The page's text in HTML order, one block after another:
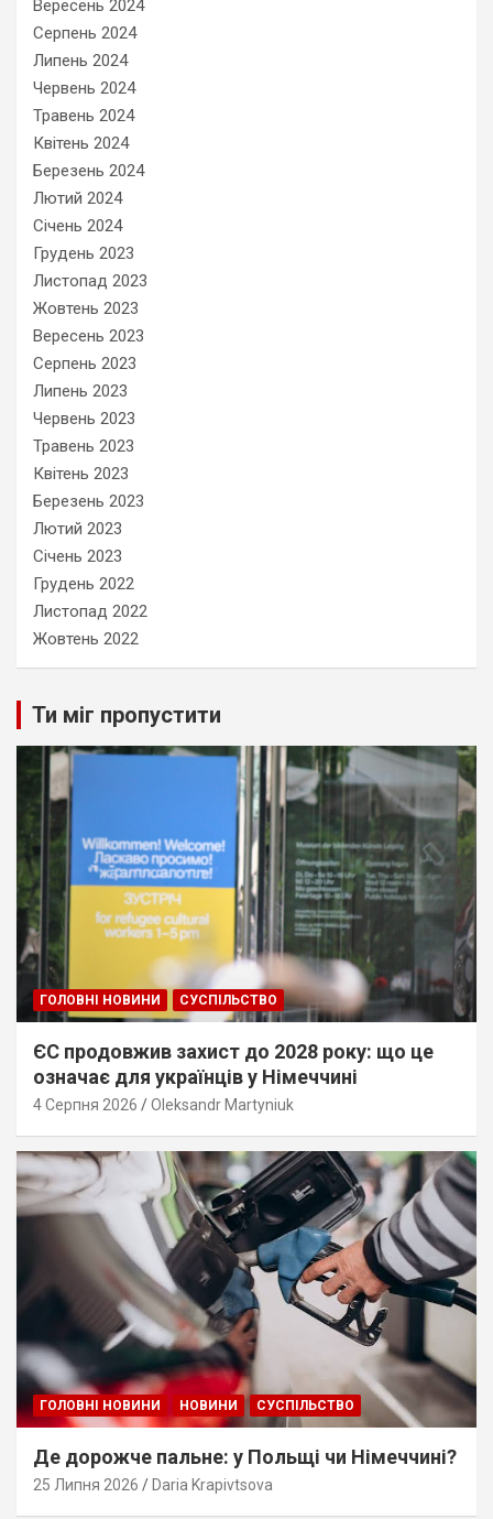
Вересень 2024
Серпень 2024
Липень 2024
Червень 2024
Травень 2024
Квітень 2024
Березень 2024
Лютий 2024
Січень 2024
Грудень 2023
Листопад 2023
Жовтень 2023
Вересень 2023
Серпень 2023
Липень 2023
Червень 2023
Травень 2023
Квітень 2023
Березень 2023
Лютий 2023
Січень 2023
Грудень 2022
Листопад 2022
Жовтень 2022
Ти міг пропустити
ГОЛОВНІ НОВИНИ СУСПІЛЬСТВО
ЄС продовжив захист до 2028 року: що це
означає для українців у Німеччині
4 Серпня 2026 Oleksandr Martyniuk
ГОЛОВНІ НОВИНИ НОВИНИ СУСПІЛЬСТВО
Де дорожче пальне: у Польщі чи Німеччині?
25 Липня 2026 Daria Krapivtsova